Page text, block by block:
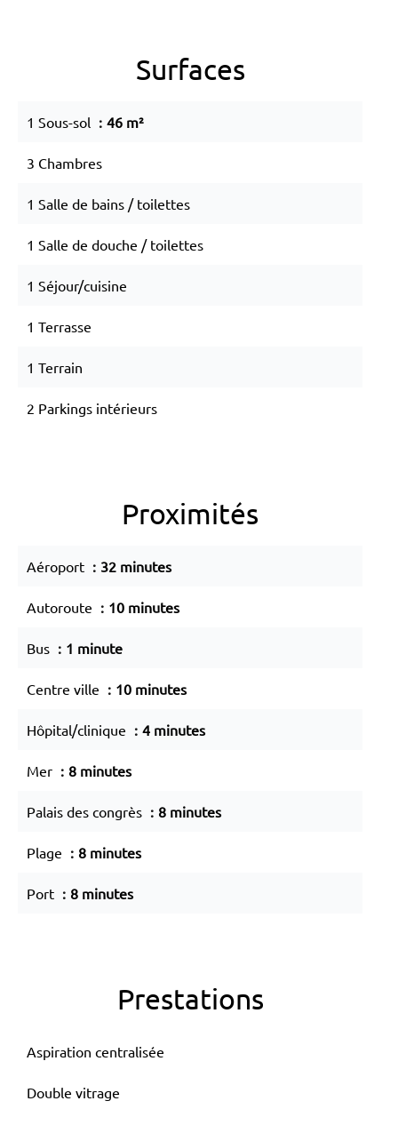
Surfaces
1 Sous-sol 46 m²
3 Chambres
1 Salle de bains / toilettes
1 Salle de douche / toilettes
1 Séjour/cuisine
1 Terrasse
1 Terrain
2 Parkings intérieurs
Proximités
Aéroport 32 minutes
Autoroute 10 minutes
Bus 1 minute
Centre ville 10 minutes
Hôpital/clinique 4 minutes
Mer 8 minutes
Palais des congrès 8 minutes
Plage 8 minutes
Port 8 minutes
Prestations
Aspiration centralisée
Double vitrage